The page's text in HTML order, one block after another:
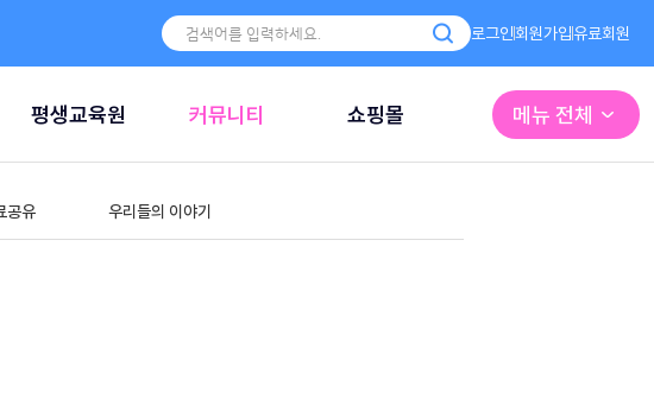
로그인회원가입유료회원
평생교육원 커뮤니티 쇼핑몰 메뉴 전체
공유 우리들의 이야기